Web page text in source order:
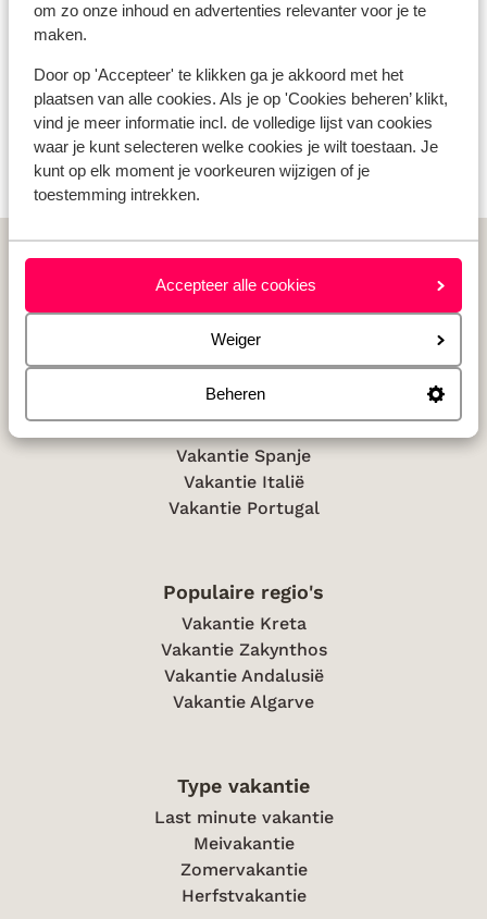
om zo onze inhoud en advertenties relevanter voor je te
maken.
Door op 'Accepteer' te klikken ga je akkoord met het
plaatsen van alle cookies. Als je op 'Cookies beheren’ klikt,
vind je meer informatie incl. de volledige lijst van cookies
waar je kunt selecteren welke cookies je wilt toestaan. Je
kunt op elk moment je voorkeuren wijzigen of je
toestemming intrekken.
Accepteer alle cookies
Weiger
Beheren
Huurauto
Wat gasten vinden
Helaas zijn er momenteel nog geen ervaringen
voor deze accommodatie.
La Canonica di Cortine Appartement
Populaire landen
Vakantie Spanje
Vakantie Italië
Vakantie Portugal
Populaire regio's
Vakantie Kreta
Vakantie Zakynthos
Vakantie Andalusië
Vakantie Algarve
Type vakantie
Last minute vakantie
Meivakantie
Zomervakantie
Herfstvakantie